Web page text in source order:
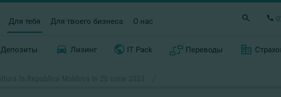
Для тебя Для твоего бизнеса О нас
Депозиты Лизинг IT Pack Переводы